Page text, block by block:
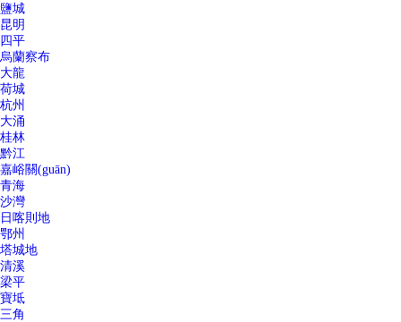
鹽城
昆明
四平
烏蘭察布
大龍
荷城
杭州
大涌
桂林
黔江
嘉峪關(guān)
青海
沙灣
日喀則地
鄂州
塔城地
清溪
梁平
寶坻
三角